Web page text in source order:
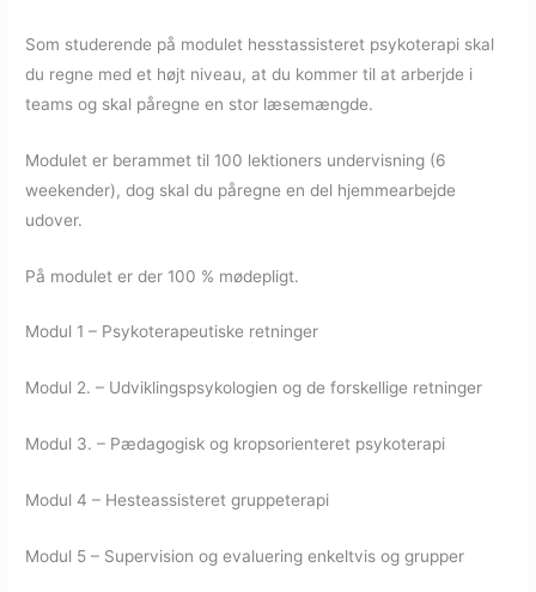
Som studerende på modulet hesstassisteret psykoterapi skal
du regne med et højt niveau, at du kommer til at arberjde i
teams og skal påregne en stor læsemængde.
Modulet er berammet til 100 lektioners undervisning (6
weekender), dog skal du påregne en del hjemmearbejde
udover.
På modulet er der 100 % mødepligt.
Modul 1 – Psykoterapeutiske retninger
Modul 2. – Udviklingspsykologien og de forskellige retninger
Modul 3. – Pædagogisk og kropsorienteret psykoterapi
Modul 4 – Hesteassisteret gruppeterapi
Modul 5 – Supervision og evaluering enkeltvis og grupper